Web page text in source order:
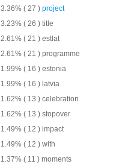
3.36% ( 27 ) project
3.23% ( 26 ) title
2.61% ( 21 ) estlat
2.61% ( 21 ) programme
1.99% ( 16 ) estonia
1.99% ( 16 ) latvia
1.62% ( 13 ) celebration
1.62% ( 13 ) stopover
1.49% ( 12 ) impact
1.49% ( 12 ) with
1.37% ( 11 ) moments